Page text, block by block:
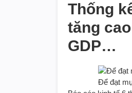
Thống
tăng
GDP…
Để đạt